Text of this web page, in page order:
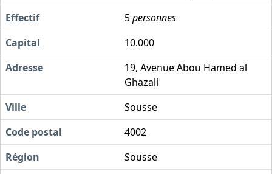
Effectif
5personnes
Capital
10.000
Adresse
19, Avenue Abou Hamed al
Ghazali
Ville
Sousse
Code postal
4002
Région
Sousse